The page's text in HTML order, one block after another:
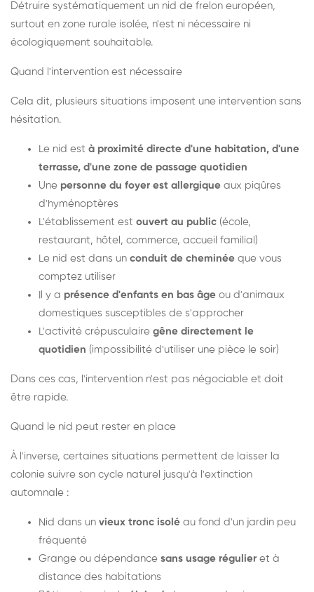
Détruire systématiquement un nid de frelon européen,
surtout en zone rurale isolée, n'est ni nécessaire ni
écologiquement souhaitable.
Quand l'intervention est nécessaire
Cela dit, plusieurs situations imposent une intervention sans
hésitation.
Le nid est à proximité directe d'une habitation, d'une
terrasse, d'une zone de passage quotidien
Une personne du foyer est allergique aux piqûres
d'hyménoptères
L'établissement est ouvert au public (école,
restaurant, hôtel, commerce, accueil familial)
Le nid est dans un conduit de cheminée que vous
comptez utiliser
Il y a présence d'enfants en bas âge ou d'animaux
domestiques susceptibles de s'approcher
L'activité crépusculaire gêne directement le
quotidien (impossibilité d'utiliser une pièce le soir)
Dans ces cas, l'intervention n'est pas négociable et doit
être rapide.
Quand le nid peut rester en place
À l'inverse, certaines situations permettent de laisser la
colonie suivre son cycle naturel jusqu'à l'extinction
automnale :
Nid dans un vieux tronc isolé au fond d'un jardin peu
fréquenté
Grange ou dépendance sans usage régulier et à
distance des habitations